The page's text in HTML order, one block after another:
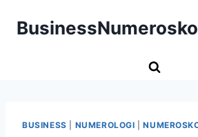
BUSINESS NUMEROLOGI |